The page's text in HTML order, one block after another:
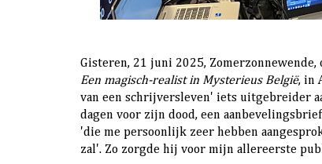
Gisteren, 21 juni 2025,
Een magisch-realist in Mysterieus België, in
van een schrijversleven' iets uitgebreider
dagen voor zijn dood, een
'die me persoonlijk zeer hebben
zal'. Zo zorgde hij voor mijn allereerste